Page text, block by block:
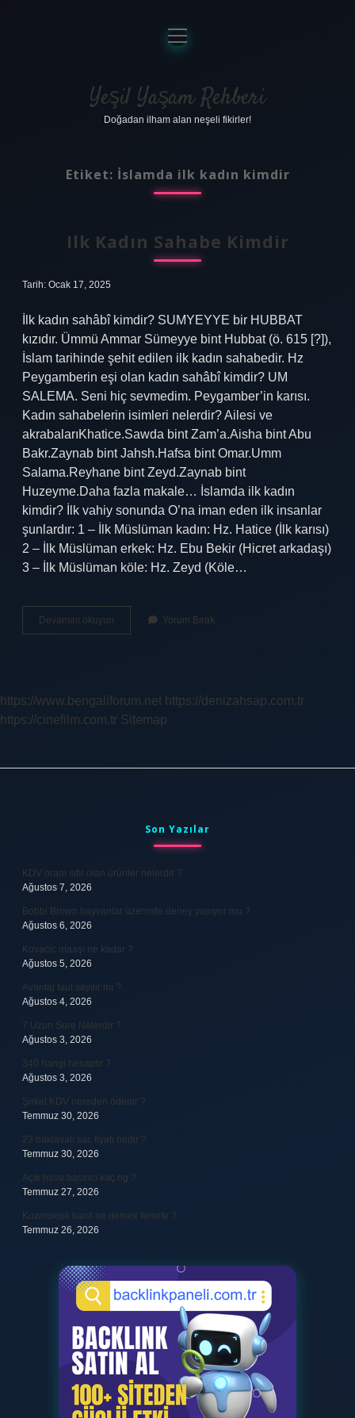
Anasayfa
Gizlilik Politikası
Yasal Uyarı
menüyü
aç
Yeşil Yaşam Rehberi
Doğadan ilham alan neşeli fikirler!
Etiket: İslamda ilk kadın kimdir
Ilk Kadın Sahabe Kimdir
Tarih: Ocak 17, 2025
İlk kadın sahâbî kimdir? SUMYEYYE bir HUBBAT
kızıdır. Ümmü Ammar Sümeyye bint Hubbat (ö. 615 [?]),
İslam tarihinde şehit edilen ilk kadın sahabedir. Hz
Peygamberin eşi olan kadın sahâbî kimdir? UM
SALEMA. Seni hiç sevmedim. Peygamber’in karısı.
Kadın sahabelerin isimleri nelerdir? Ailesi ve
akrabalarıKhatice.Sawda bint Zam’a.Aisha bint Abu
Bakr.Zaynab bint Jahsh.Hafsa bint Omar.Umm
Salama.Reyhane bint Zeyd.Zaynab bint
Huzeyme.Daha fazla makale… İslamda ilk kadın
kimdir? İlk vahiy sonunda O’na iman eden ilk insanlar
şunlardır: 1 – İlk Müslüman kadın: Hz. Hatice (İlk karısı)
2 – İlk Müslüman erkek: Hz. Ebu Bekir (Hicret arkadaşı)
3 – İlk Müslüman köle: Hz. Zeyd (Köle…
Devamını okuyun
Kadın
Yorum Bırak
https://www.bengaliforum.net https://denizahsap.com.tr
https://cinefilm.com.tr Sitemap
Son Yazılar
KDV oranı sıfır olan ürünler nelerdir ?
Ağustos 7, 2026
Bobbi Brown hayvanlar üzerinde deney yapıyor mu ?
Ağustos 6, 2026
Kovacic maaşı ne kadar ?
Ağustos 5, 2026
Avantaj faul sayılır mı ?
Ağustos 4, 2026
7 Uzun Sure Nelerdir ?
Ağustos 3, 2026
340 hangi hesaptır ?
Ağustos 3, 2026
Şirket KDV nereden ödenir ?
Temmuz 30, 2026
23 baklavalı sac fiyatı nedir ?
Temmuz 30, 2026
Açık hava basıncı kaç hg ?
Temmuz 27, 2026
Kozmolojik kanıt ne demek felsefe ?
Temmuz 26, 2026